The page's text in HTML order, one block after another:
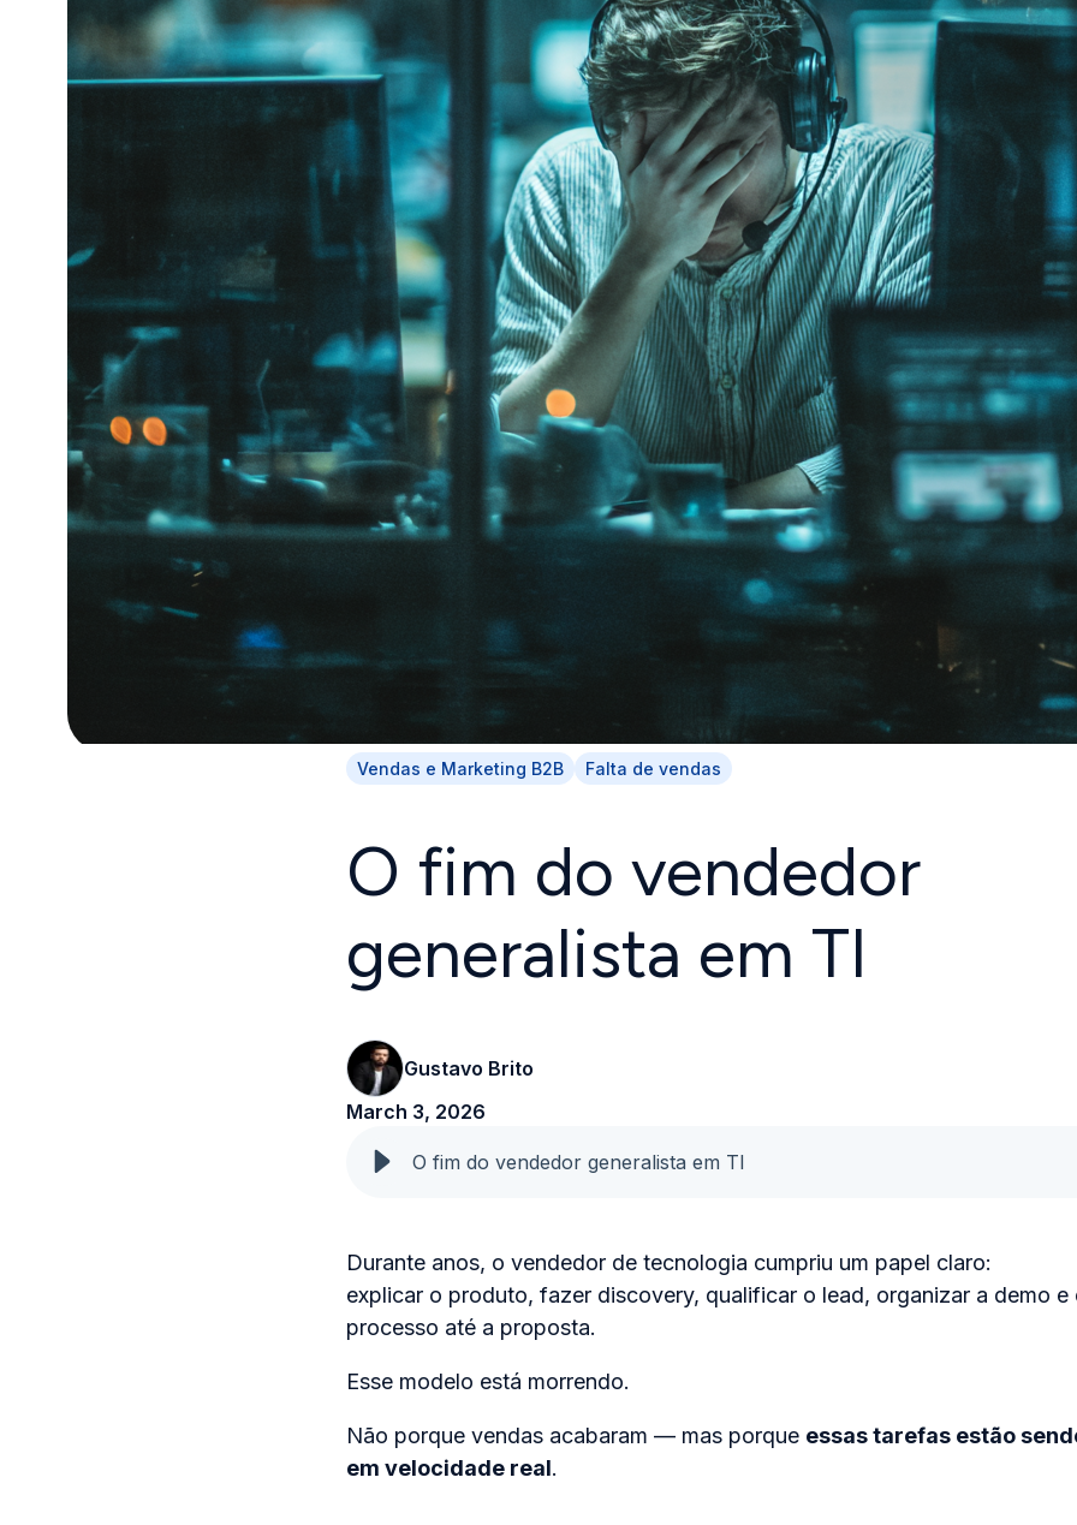
Vendas e Marketing B2B Falta de vendas
O fim do vendedor
generalista em TI
Gustavo Brito
March 3, 2026
O fim do vendedor generalista em TI
Durante anos, o vendedor de tecnologia cumpriu um papel claro:
explicar o produto, fazer discovery, qualificar o lead, organizar a demo e
processo até a proposta.
Esse modelo está morrendo.
Não porque vendas acabaram — mas porque essas tarefas estão
em velocidade real.